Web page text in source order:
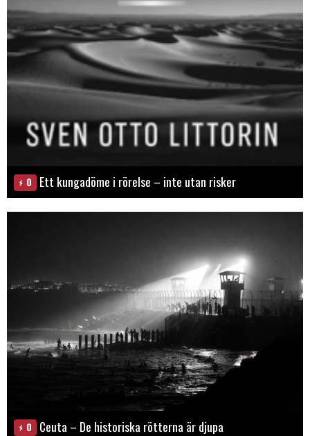
0 Ett kungadöme i rörelse – inte utan risker
0 Ceuta – De historiska rötterna är djupa